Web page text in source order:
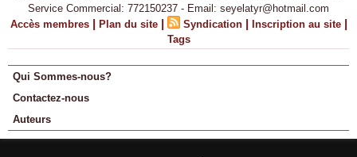
Service Commercial: 772150237 - Email: seyelatyr@hotmail.com
Accès membres | Plan du site | Syndication | Inscription au site |
Tags
Qui Sommes-nous?
Contactez-nous
Auteurs